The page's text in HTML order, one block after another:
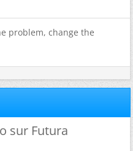
problem, change the
sur Futura